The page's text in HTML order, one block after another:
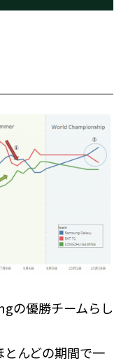
の優勝チームらし
んどの期間で一